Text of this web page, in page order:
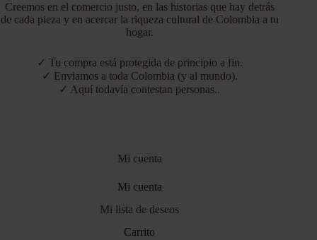
Creemos en el comercio justo, en las historias que hay detrás
de cada pieza y en acercar la riqueza cultural de Colombia a tu
hogar.
✓ Tu compra está protegida de principio a fin.
✓ Enviamos a toda Colombia (y al mundo).
✓ Aquí todavía contestan personas..
Mi cuenta
Mi cuenta
Mi lista de deseos
Carrito